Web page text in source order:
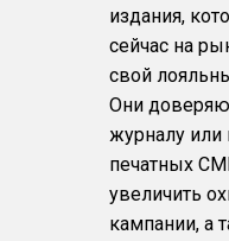
издания,
сейчас на
свой
Они
журналу или
печатных
увеличить
кампании, а